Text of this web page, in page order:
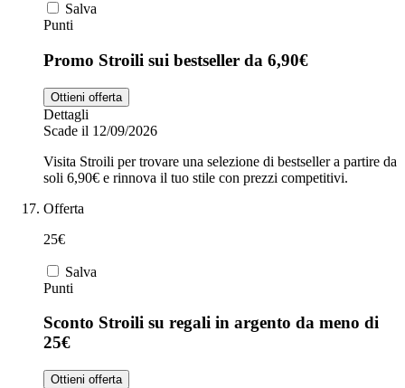
Salva
Punti
Promo Stroili sui bestseller da 6,90€
Ottieni offerta
Dettagli
Scade il 12/09/2026
Visita Stroili per trovare una selezione di bestseller a partire da
soli 6,90€ e rinnova il tuo stile con prezzi competitivi.
Offerta
25€
Salva
Punti
Sconto Stroili su regali in argento da meno di
25€
Ottieni offerta